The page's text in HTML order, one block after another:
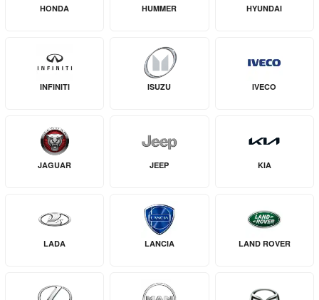
HONDA HUMMER HYUNDAI
INFINITI ISUZU IVECO
JAGUAR JEEP KIA
LADA LANCIA LAND ROVER